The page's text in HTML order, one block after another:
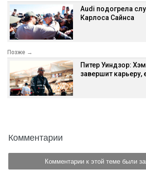
Audi подогрела
Карлоса Сайнса
Позже →
Питер Уиндзор:
завершит карьеру,
Комментарии
Комментарии к этой теме были